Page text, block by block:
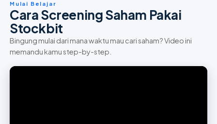
Mulai Belajar
Cara Screening Saham Pakai
Stockbit
Bingung mulai dari mana waktu mau cari saham? Video ini
memandu kamu step-by-step.